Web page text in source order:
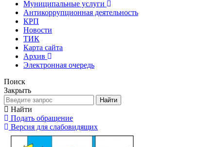
Муниципальные услуги
Антикоррупционная деятельность
КРП
Новости
ТИК
Карта сайта
Архив
Электронная очередь
Поиск
Закрыть
Найти
Найти
Подать обращение
Версия для слабовидящих